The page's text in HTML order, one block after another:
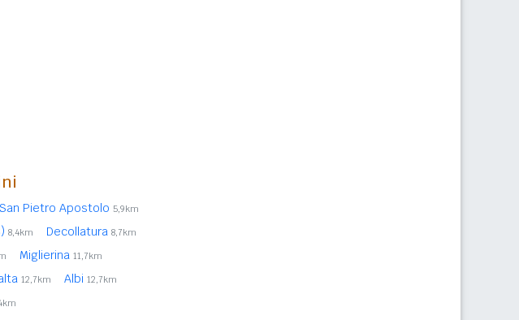
San Pietro Apostolo 5,9km
8,4km Decollatura 8,7km
Miglierina 11,7km
12,7km Albi 12,7km